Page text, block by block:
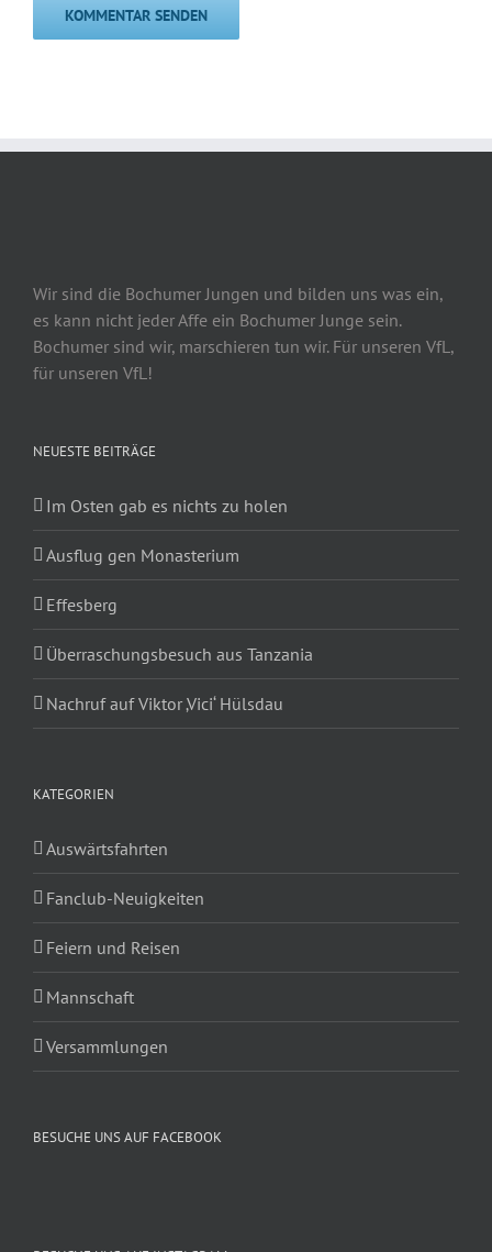
Wir sind die Bochumer Jungen und bilden uns was ein,
es kann nicht jeder Affe ein Bochumer Junge sein.
Bochumer sind wir, marschieren tun wir. Für unseren VfL,
für unseren VfL!
NEUESTE BEITRÄGE
Im Osten gab es nichts zu holen
Ausflug gen Monasterium
Effesberg
Überraschungsbesuch aus Tanzania
Nachruf auf Viktor ‚Vici‘ Hülsdau
KATEGORIEN
Auswärtsfahrten
Fanclub-Neuigkeiten
Feiern und Reisen
Mannschaft
Versammlungen
BESUCHE UNS AUF FACEBOOK